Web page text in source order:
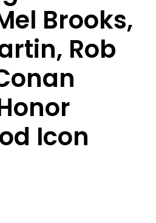
Brooks,
Rob
Icon